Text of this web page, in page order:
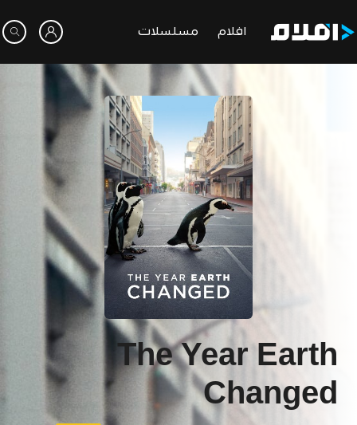
افلام مسلسلات
The Year Earth
Changed